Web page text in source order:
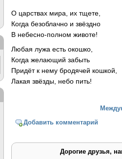
О царствах мира, их тщете,
Когда безоблачно и звёздно
В небесно-полном животе!
Любая лужа есть окошко,
Когда желающий забыть
Придёт к нему бродячей кошкой,
Лакая звёзды, небо пить!
Добавить комментарий
Дорогие друзья,